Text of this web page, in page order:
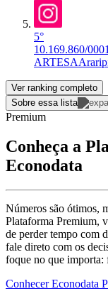
5°
10.169.860/
ARTESA
Ver ranking completo
Sobre essa lista
Premium
Conheça a
Econodata
Números são ótimos,
Plataforma Premium,
de perder tempo com
fale direto com os
foque no que importa:
Conhecer Econodata